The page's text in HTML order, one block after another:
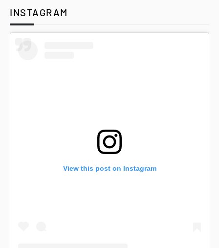
INSTAGRAM
View this post on Instagram